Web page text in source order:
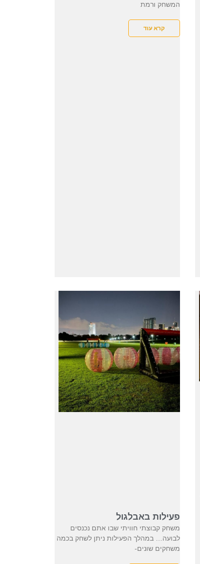
המשחק ורמת
קרא עוד
פעילות באבלגול
משחק קבוצתי חוויתי שבו אתם נכנסים
לבועה… במהלך הפעילות ניתן לשחק בכמה
משחקים שונים-